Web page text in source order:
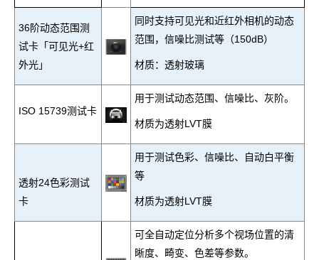
36阶动态范围测
试卡「可见光+红
外光」
同时支持可见光和近红外相机的动态
范围，信噪比测试等（150dB）
材质：透射玻璃
ISO 15739测试卡
用于测试动态范围、信噪比、灰阶。
材质为透射LVT膜
透射24色彩测试
卡
用于测试色彩、信噪比、自动白平衡
等
材质为透射LVT膜
可全自动定位分析多个视场位置的清
晰度、畸变、色差等参数。